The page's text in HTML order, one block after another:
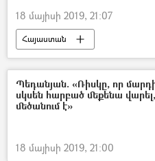
18 մայիսի 2019, 21:07
Հայաստան
Պեդանյան. «Ռիսկը, որ
սկսեն հարբած մեքենա
մեծանում է»
18 մայիսի 2019, 21:00